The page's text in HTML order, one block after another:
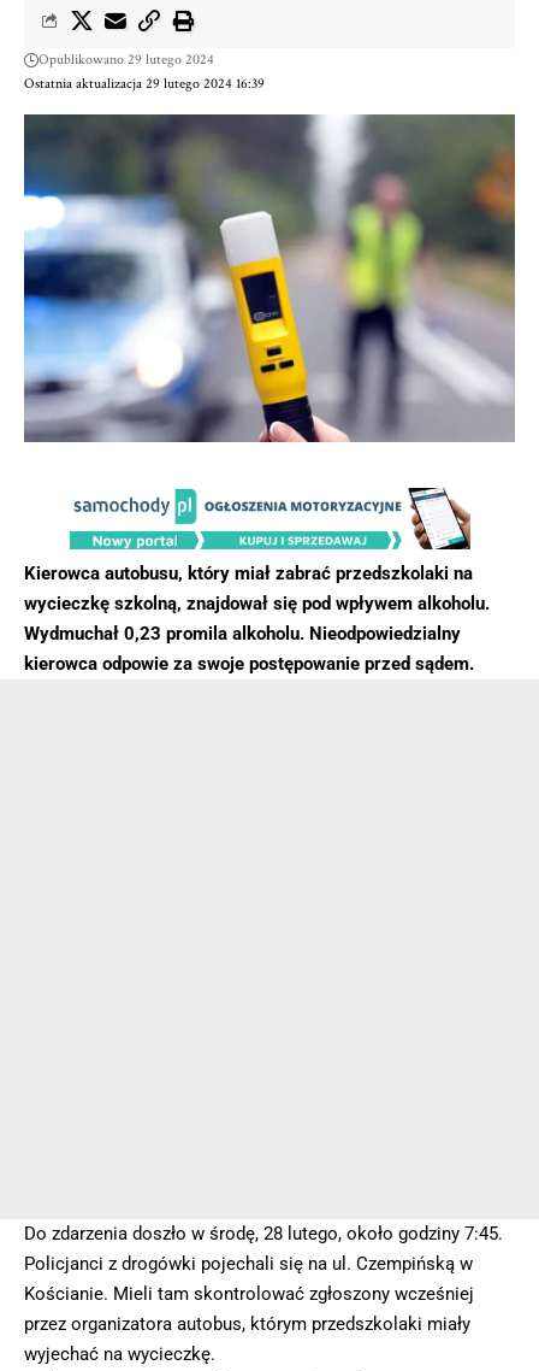
Ostatnia aktualizacja 29 lutego 2024 16:39
Opublikowano 29 lutego 2024
Kierowca autobusu, który miał zabrać przedszkolaki na
wycieczkę szkolną, znajdował się pod wpływem alkoholu.
Wydmuchał 0,23 promila alkoholu. Nieodpowiedzialny
kierowca odpowie za swoje postępowanie przed sądem.
Do zdarzenia doszło w środę, 28 lutego, około godziny 7:45.
Policjanci z drogówki pojechali się na ul. Czempińską w
Kościanie. Mieli tam skontrolować zgłoszony wcześniej
przez organizatora autobus, którym przedszkolaki miały
wyjechać na wycieczkę.